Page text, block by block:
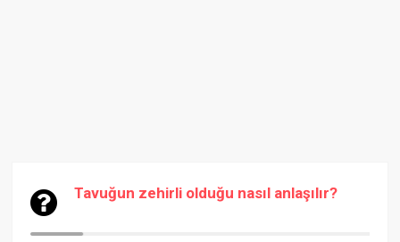
Tavuğun zehirli olduğu nasıl anlaşılır?